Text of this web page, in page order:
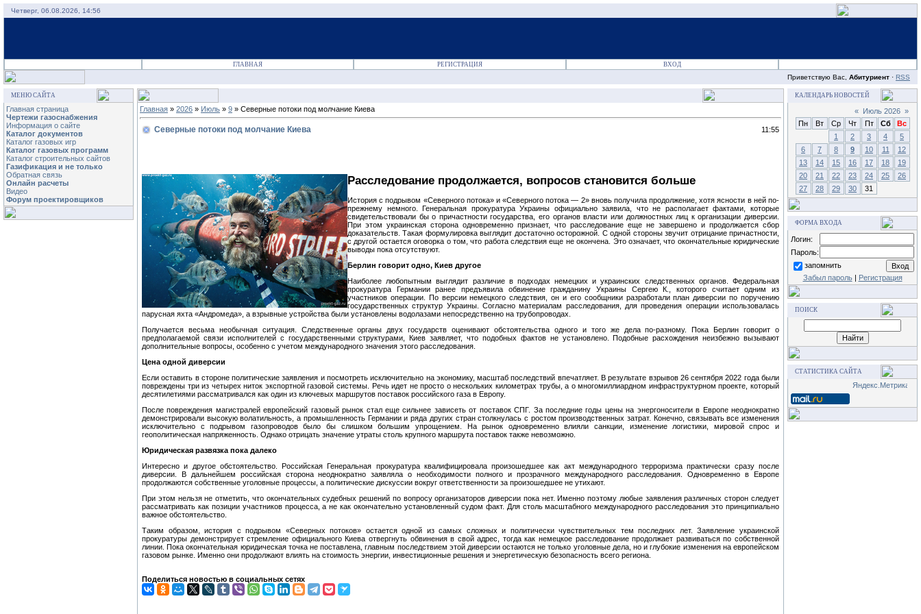
Четверг, 06.08.2026, 14:56
ГЛАВНАЯ РЕГИСТРАЦИЯ ВХОД
Приветствую Вас, Абитуриент · RSS
МЕНЮ САЙТА
Главная страница
Чертежи газоснабжения
Информация о сайте
Каталог документов
Каталог газовых игр
Каталог газовых программ
Каталог строительных сайтов
Газификация и не только
Обратная связь
Онлайн расчеты
Видео
Форум проектировщиков
Главная » 2026 » Июль » 9 » Северные потоки под молчание Киева
Северные потоки под молчание Киева 11:55
Расследование продолжается, вопросов становится больше
История с подрывом «Северного потока» и «Северного потока — 2» вновь получила продолжение, хотя ясности в ней по-
прежнему немного. Генеральная прокуратура Украины официально заявила, что не располагает фактами, которые
свидетельствовали бы о причастности государства, его органов власти или должностных лиц к организации диверсии.
При этом украинская сторона одновременно признает, что расследование еще не завершено и продолжается сбор
доказательств. Такая формулировка выглядит достаточно осторожной. С одной стороны звучит отрицание причастности,
с другой остается оговорка о том, что работа следствия еще не окончена. Это означает, что окончательные юридические
выводы пока отсутствуют.
Берлин говорит одно, Киев другое
Наиболее любопытным выглядит различие в подходах немецких и украинских следственных органов. Федеральная
прокуратура Германии ранее предъявила обвинение гражданину Украины Сергею К., которого считает одним из
участников операции. По версии немецкого следствия, он и его сообщники разработали план диверсии по поручению
государственных структур Украины. Согласно материалам расследования, для проведения операции использовалась
парусная яхта «Андромеда», а взрывные устройства были установлены водолазами непосредственно на трубопроводах.
Получается весьма необычная ситуация. Следственные органы двух государств оценивают обстоятельства одного и того же дела по-разному. Пока Берлин говорит о
предполагаемой связи исполнителей с государственными структурами, Киев заявляет, что подобных фактов не установлено. Подобные расхождения неизбежно вызывают
дополнительные вопросы, особенно с учетом международного значения этого расследования.
Цена одной диверсии
Если оставить в стороне политические заявления и посмотреть исключительно на экономику, масштаб последствий впечатляет. В результате взрывов 26 сентября 2022 года были
повреждены три из четырех ниток экспортной газовой системы. Речь идет не просто о нескольких километрах трубы, а о многомиллиардном инфраструктурном проекте, который
десятилетиями рассматривался как один из ключевых маршрутов поставок российского газа в Европу.
После повреждения магистралей европейский газовый рынок стал еще сильнее зависеть от поставок СПГ. За последние годы цены на энергоносители в Европе неоднократно
демонстрировали высокую волатильность, а промышленность Германии и ряда других стран столкнулась с ростом производственных затрат. Конечно, связывать все изменения
исключительно с подрывом газопроводов было бы слишком большим упрощением. На рынок одновременно влияли санкции, изменение логистики, мировой спрос и
геополитическая напряженность. Однако отрицать значение утраты столь крупного маршрута поставок также невозможно.
Юридическая развязка пока далеко
Интересно и другое обстоятельство. Российская Генеральная прокуратура квалифицировала произошедшее как акт международного терроризма практически сразу после
диверсии. В дальнейшем российская сторона неоднократно заявляла о необходимости полного и прозрачного международного расследования. Одновременно в Европе
продолжаются собственные уголовные процессы, а политические дискуссии вокруг ответственности за произошедшее не утихают.
При этом нельзя не отметить, что окончательных судебных решений по вопросу организаторов диверсии пока нет. Именно поэтому любые заявления различных сторон следует
рассматривать как позиции участников процесса, а не как окончательно установленный судом факт. Для столь масштабного международного расследования это принципиально
важное обстоятельство.
Таким образом, история с подрывом «Северных потоков» остается одной из самых сложных и политически чувствительных тем последних лет. Заявление украинской
прокуратуры демонстрирует стремление официального Киева отвергнуть обвинения в свой адрес, тогда как немецкое расследование продолжает развиваться по собственной
линии. Пока окончательная юридическая точка не поставлена, главным последствием этой диверсии остаются не только уголовные дела, но и глубокие изменения на европейском
газовом рынке. Именно они продолжают влиять на стоимость энергии, инвестиционные решения и энергетическую безопасность всего региона.
Поделиться новостью в социальных сетях
КАЛЕНДАРЬ НОВОСТЕЙ
« Июль 2026 »
Пн
Вт Ср Чт Пт Сб
Вс
1
2 3 4
5
6
7 8 9 10 11
12
13
14 15 16 17 18
19
20
21 22 23 24 25
26
27
28 29 30 31
ФОРМА ВХОДА
Логин:
Пароль:
запомнить
Забыл пароль| Регистрация
ПОИСК
СТАТИСТИКА САЙТА